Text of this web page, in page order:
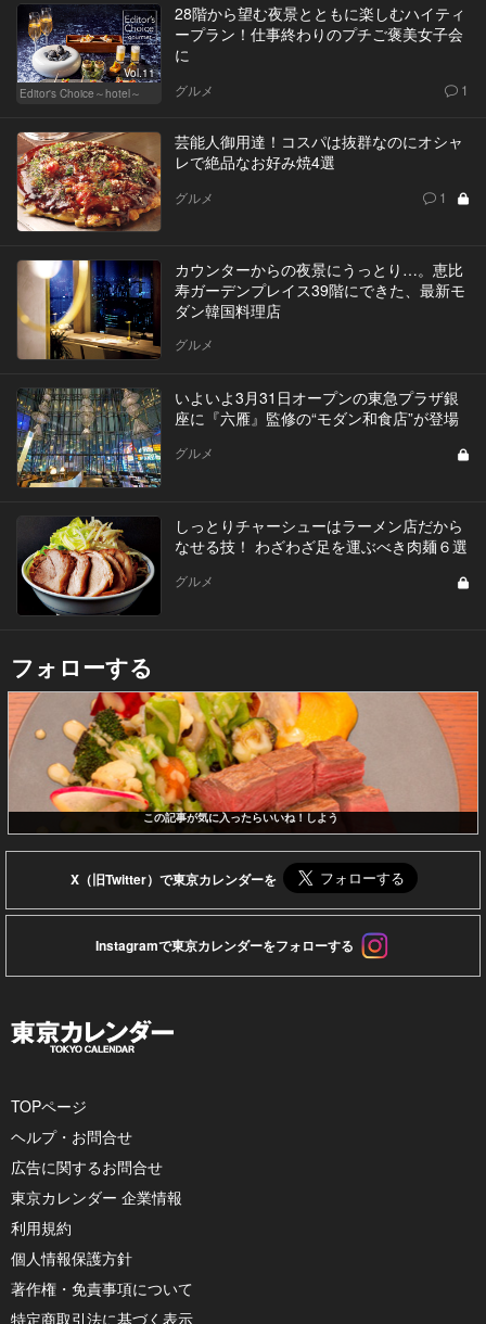
Vol.11
Editor's Choice～hotel～
28階から望む夜景とともに楽しむハイティ
ープラン！仕事終わりのプチご褒美女子会
に
グルメ 1
芸能人御用達！コスパは抜群なのにオシャ
レで絶品なお好み焼4選
グルメ 1
カウンターからの夜景にうっとり…。恵比
寿ガーデンプレイス39階にできた、最新モ
ダン韓国料理店
グルメ
いよいよ3月31日オープンの東急プラザ銀
座に『六雁』監修の“モダン和食店”が登場
グルメ
しっとりチャーシューはラーメン店だから
なせる技！ わざわざ足を運ぶべき肉麺６選
グルメ
フォローする
この記事が気に入ったらいいね！しよう
X（旧Twitter）で東京カレンダーを
Instagramで東京カレンダーをフォローする
TOPページ
ヘルプ・お問合せ
広告に関するお問合せ
東京カレンダー 企業情報
利用規約
個人情報保護方針
著作権・免責事項について
特定商取引法に基づく表示